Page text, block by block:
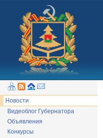
Новости
Видеоблог Губернатора
Объявления
Конкурсы